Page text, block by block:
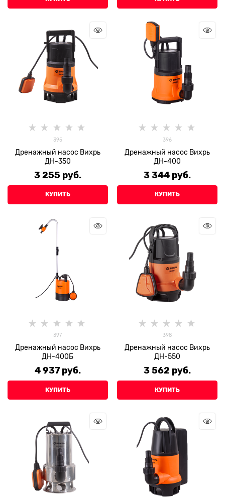
395
Дренажный насос Вихрь
ДН-350
3 255 руб.
КУПИТЬ
396
Дренажный насос Вихрь
ДН-400
3 344 руб.
КУПИТЬ
397
Дренажный насос Вихрь
ДН-400Б
4 937 руб.
КУПИТЬ
398
Дренажный насос Вихрь
ДН-550
3 562 руб.
КУПИТЬ